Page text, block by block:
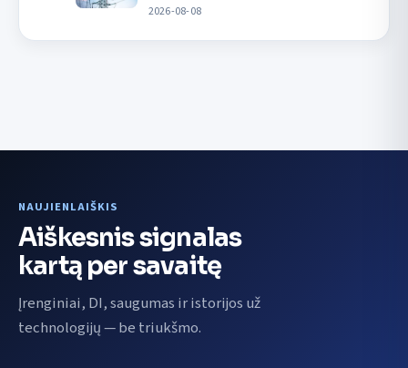
2026-08-08
NAUJIENLAIŠKIS
Aiškesnis signalas
kartą per savaitę
Įrenginiai, DI, saugumas ir istorijos už
technologijų — be triukšmo.